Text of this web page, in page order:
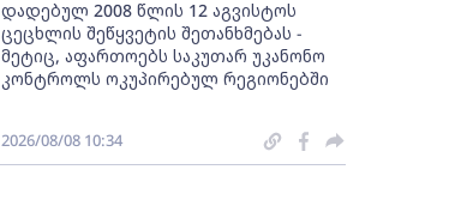
დადებულ 2008 წლის 12 აგვისტოს
ცეცხლის შეწყვეტის შეთანხმებას -
მეტიც, აფართოებს საკუთარ უკანონო
კონტროლს ოკუპირებულ რეგიონებში
2026/08/08 10:34